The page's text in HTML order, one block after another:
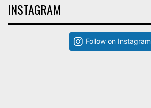
INSTAGRAM
Follow on Instagram